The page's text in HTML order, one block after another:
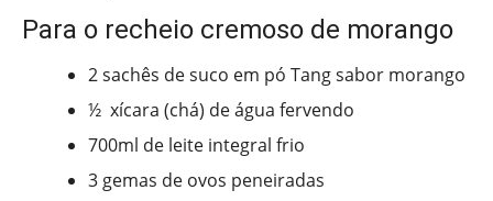
Para o recheio cremoso de morango
2 sachês de suco em pó Tang sabor morango
½ xícara (chá) de água fervendo
700ml de leite integral frio
3 gemas de ovos peneiradas